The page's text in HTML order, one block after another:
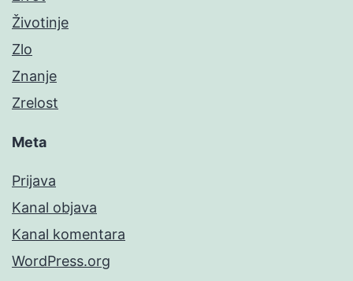
Životinje
Zlo
Znanje
Zrelost
Meta
Prijava
Kanal objava
Kanal komentara
WordPress.org